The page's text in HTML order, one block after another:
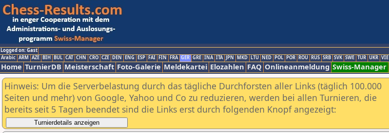
Logged on: Gast
Arabic ARM AZE BIH BUL CAT CHN CRO CZE DEN ENG ESP FAI FIN FRA GER GRE INA ITA JPN MKD LTU NED POL POR ROU RUS SRB SVK SWE TUR UKR VIE
Home TurnierDB Meisterschaft Foto-Galerie Meldekartei Elozahlen FAQ Onlineanmeldung Swiss-Manager
Hinweis: Um die Serverbelastung durch das tägliche Durchforsten aller Links (täglich 100.000
Seiten und mehr) von Google, Yahoo und Co zu reduzieren, werden bei allen Turnieren, die
bereits seit 5 Tagen beendet sind die Links erst durch folgenden Knopf angezeigt: